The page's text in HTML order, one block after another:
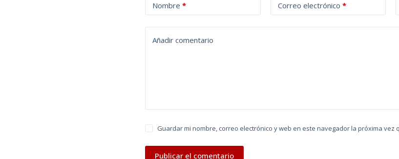
Nombre * Correo electrónico *
Añadir comentario
Guardar mi nombre, correo electrónico y web en este navegador la próxima vez
Publicar el comentario
l
t